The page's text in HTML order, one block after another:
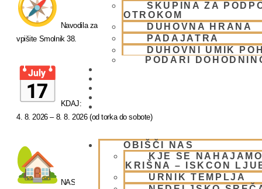
SKUPINA ZA
OTROKOM
DUHOVNA HRANA
PADAJATRA
DUHOVNI UMIK
PODARI
OBIŠČI NAS
KJE SE
KRIŠNA – ISKCON
URNIK TEMPLJA
Navodila za pot: najprej vpišite Hotel Veter, Ruše, ko pridete
vpišite Smolnik 38.
KDAJ:
4. 8. 2026 – 8. 8. 2026 (od torka do sobote)
NASTANITEV: